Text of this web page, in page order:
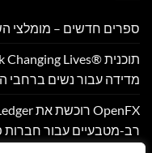
ספרים חדשים – מומלצי
מדידה עבור נשים ברחבי
רב-מטבעיים עבור חברות